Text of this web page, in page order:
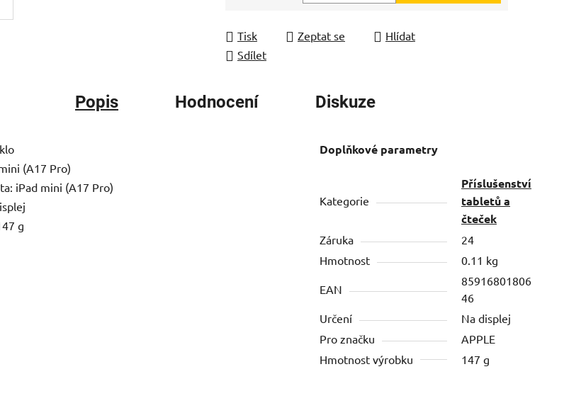
Tisk Zeptat se
Hlídat
Sdílet
Popis Hodnocení Diskuze
(A17 Pro)
iPad mini (A17 Pro)
g
Doplňkové parametry
Kategorie
Příslušenství
tabletů a
čteček
Záruka
24
Hmotnost
0.11 kg
EAN
85916801806
46
Určení
Na displej
Pro značku
APPLE
Hmotnost výrobku
147 g